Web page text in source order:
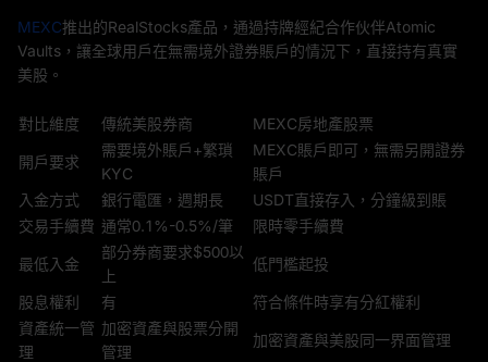
MEXC推出的RealStocks產品，通過持牌經紀合作伙伴Atomic
Vaults，讓全球用戶在無需境外證券賬戶的情況下，直接持有真實
美股。
對比維度 傳統美股券商 MEXC房地產股票
開戶要求
需要境外賬戶+繁瑣
KYC
MEXC賬戶即可，無需另開證券
賬戶
入金方式
銀行電匯，週期長
USDT直接存入，分鐘級到賬
交易手續費 通常0.1%-0.5%/筆 限時零手續費
最低入金
部分券商要求$500以
上
低門檻起投
股息權利 有
符合條件時享有分紅權利
資產統一管
理
加密資產與股票分開
管理
加密資產與美股同一界面管理